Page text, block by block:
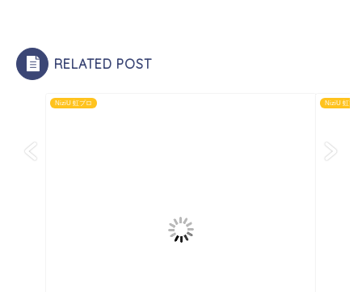
RELATED POST
NiziU 虹プロ NiziU 虹プロ